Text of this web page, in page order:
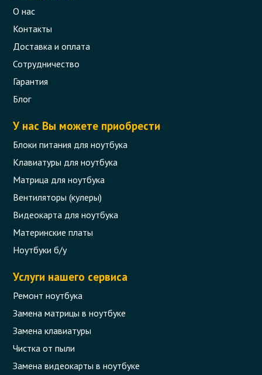
О нас
Контакты
Доставка и оплата
Сотрудничество
Гарантия
Блог
У нас Вы можете приобрести
Блоки питания для ноутбука
Клавиатуры для ноутбука
Матрица для ноутбука
Вентиляторы (кулеры)
Видеокарта для ноутбука
Материнские платы
Ноутбуки б/у
Услуги нашего сервиса
Ремонт ноутбука
Замена матрицы в ноутбуке
Замена клавиатуры
Чистка от пыли
Замена видеокарты в ноутбуке